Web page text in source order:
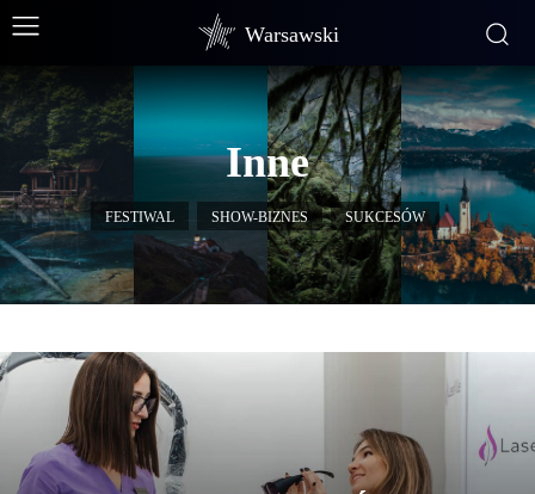
Warsawski
Inne
FESTIWAL SHOW-BIZNES SUKCESÓW